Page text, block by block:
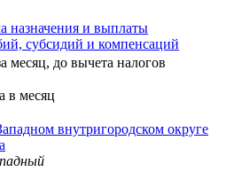
назначения и выплаты
субсидий и компенсаций
месяц, до вычета налогов
в месяц
внутригородском округе